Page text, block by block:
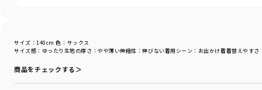
サイズ感 ：ゆったり 生地の厚さ ：やや薄い伸縮性 ：伸びない着用シーン ：お出かけ着着替えやすさ
サイズ：140cm 色：サックス
商品をチェックする＞